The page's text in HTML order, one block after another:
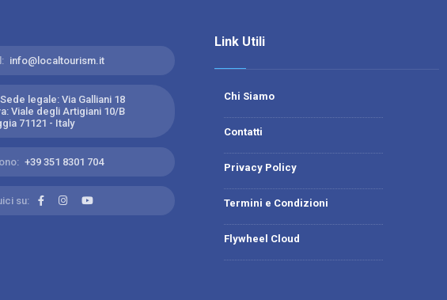
info@localtourism.it
Sede legale: Via Galliani 18
Viale degli Artigiani 10/B
71121 - Italy
+39 351 8301 704
su:
Link Utili
Chi Siamo
Contatti
Privacy Policy
Termini e Condizioni
Flywheel Cloud